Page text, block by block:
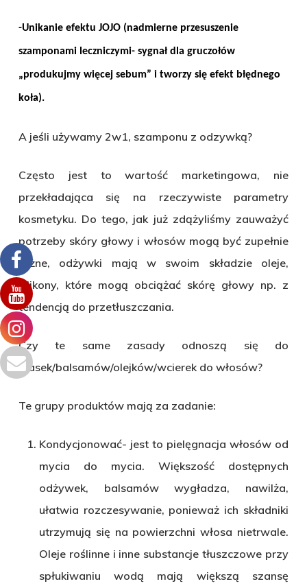
-Unikanie efektu JOJO (nadmierne przesuszenie
szamponami leczniczymi- sygnał dla gruczołów
„produkujmy więcej sebum” i tworzy się efekt błędnego
koła).
A jeśli używamy 2w1, szamponu z odzywką?
Często jest to wartość marketingowa, nie
przekładająca się na rzeczywiste parametry
kosmetyku. Do tego, jak już zdążyliśmy zauważyć
potrzeby skóry głowy i włosów mogą być zupełnie
różne, odżywki mają w swoim składzie oleje,
silikony, które mogą obciążać skórę głowy np. z
tendencją do przetłuszczania.
Czy te same zasady odnoszą się do
masek/balsamów/olejków/wcierek do włosów?
Te grupy produktów mają za zadanie:
Kondycjonować- jest to pielęgnacja włosów od
mycia do mycia. Większość dostępnych
odżywek, balsamów wygładza, nawilża,
ułatwia rozczesywanie, ponieważ ich składniki
utrzymują się na powierzchni włosa nietrwale.
Oleje roślinne i inne substancje tłuszczowe przy
spłukiwaniu wodą mają większą szansę